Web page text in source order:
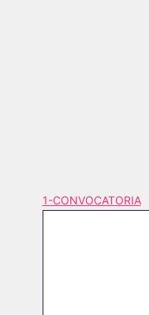
1-CONVOCATORIA